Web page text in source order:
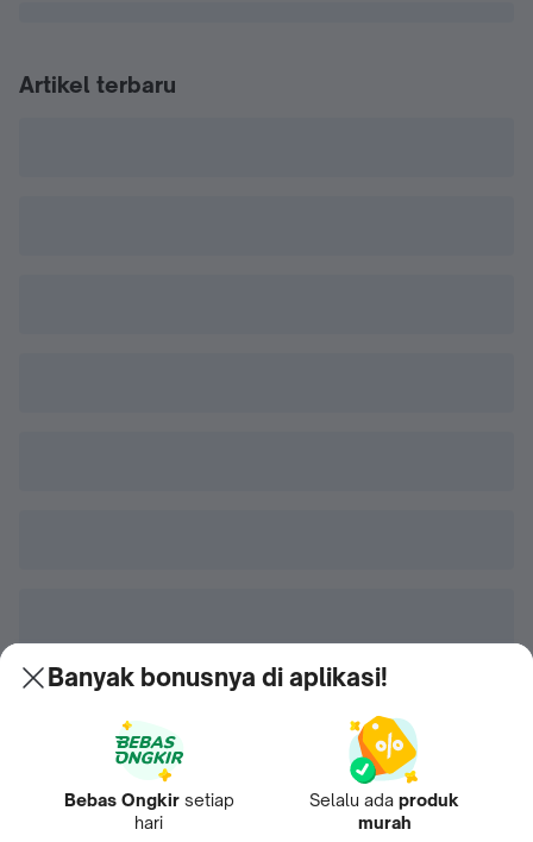
Artikel terbaru
Banyak bonusnya di aplikasi!
Bebas Ongkir setiap
hari
Selalu ada produk
murah